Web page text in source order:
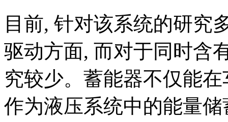
目前, 针对该系统的研究
驱动方面, 而对于同时含
究较少。蓄能器不仅能
作为液压系统中的能量